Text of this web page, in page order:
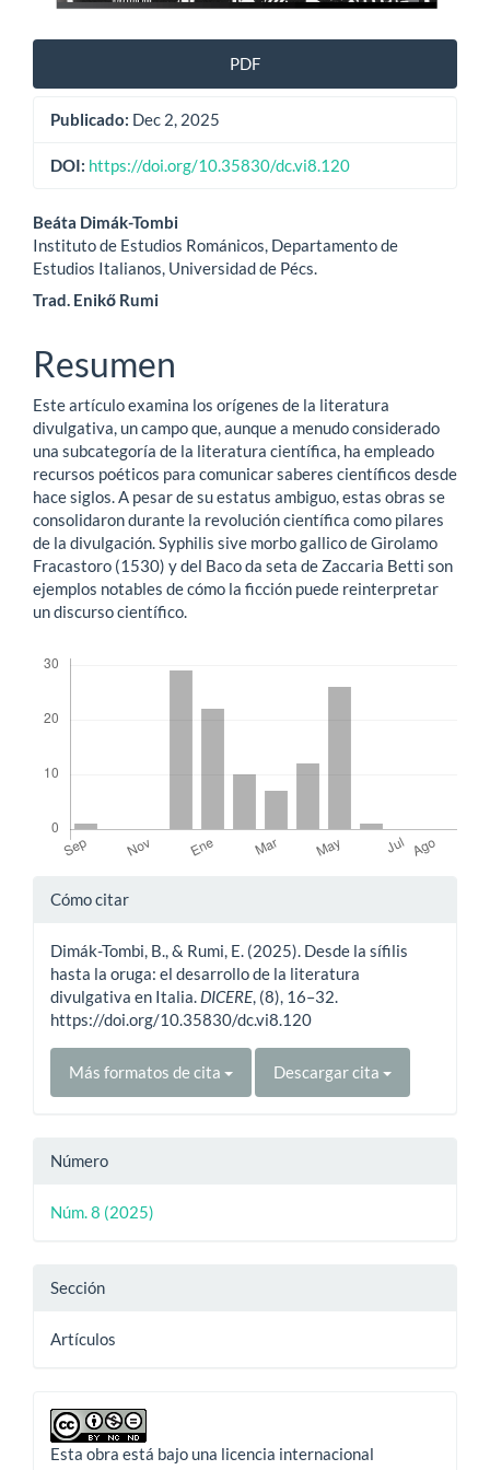
PDF
Publicado: Dec 2, 2025
DOI: https://doi.org/10.35830/dc.vi8.120
Contenido
principal
del
artículo
Beáta Dimák-Tombi
Instituto de Estudios Románicos, Departamento de
Estudios Italianos, Universidad de Pécs.
Trad. Enikő Rumi
Resumen
Este artículo examina los orígenes de la literatura
divulgativa, un campo que, aunque a menudo considerado
una subcategoría de la literatura científica, ha empleado
recursos poéticos para comunicar saberes científicos desde
hace siglos. A pesar de su estatus ambiguo, estas obras se
consolidaron durante la revolución científica como pilares
de la divulgación. Syphilis sive morbo gallico de Girolamo
Fracastoro (1530) y del Baco da seta de Zaccaria Betti son
ejemplos notables de cómo la ficción puede reinterpretar
un discurso científico.
Detalles
artículo
Cómo citar
Dimák-Tombi, B., & Rumi, E. (2025). Desde la sífilis
hasta la oruga: el desarrollo de la literatura
divulgativa en Italia. DICERE, (8), 16–32.
https://doi.org/10.35830/dc.vi8.120
Más formatos de cita Descargar cita
Número
Núm. 8 (2025)
Sección
Artículos
Esta obra está bajo una licencia internacional